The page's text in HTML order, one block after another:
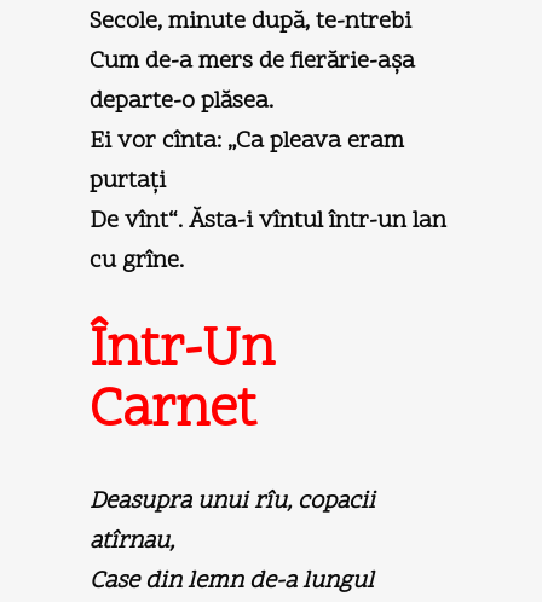
Secole, minute după, te-ntrebi
Cum de-a mers de fierărie-aşa
departe-o plăsea.
Ei vor cînta: „Ca pleava eram
purtaţi
De vînt“. Ăsta-i vîntul într-un lan
cu grîne.
Într-Un
Carnet
Deasupra unui rîu, copacii
atîrnau,
Case din lemn de-a lungul